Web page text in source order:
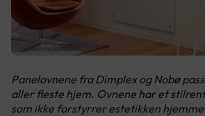
Panelovnene fra Dimplex og Nobø
aller fleste hjem. Ovnene har et
som ikke forstyrrer estetikken